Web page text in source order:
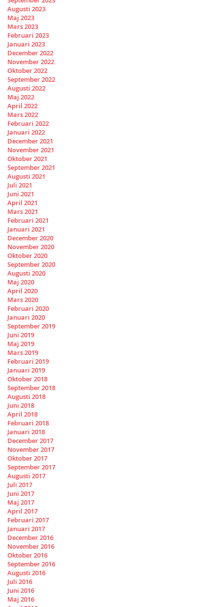
Augusti 2023
Maj 2023
Mars 2023
Februari 2023
Januari 2023
December 2022
November 2022
Oktober 2022
September 2022
Augusti 2022
Maj 2022
April 2022
Mars 2022
Februari 2022
Januari 2022
December 2021
November 2021
Oktober 2021
September 2021
Augusti 2021
Juli 2021
Juni 2021
April 2021
Mars 2021
Februari 2021
Januari 2021
December 2020
November 2020
Oktober 2020
September 2020
Augusti 2020
Maj 2020
April 2020
Mars 2020
Februari 2020
Januari 2020
September 2019
Juni 2019
Maj 2019
Mars 2019
Februari 2019
Januari 2019
Oktober 2018
September 2018
Augusti 2018
Juni 2018
April 2018
Februari 2018
Januari 2018
December 2017
November 2017
Oktober 2017
September 2017
Augusti 2017
Juli 2017
Juni 2017
Maj 2017
April 2017
Februari 2017
Januari 2017
December 2016
November 2016
Oktober 2016
September 2016
Augusti 2016
Juli 2016
Juni 2016
Maj 2016